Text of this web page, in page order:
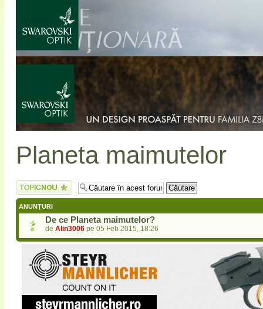
Planeta maimutelor
Scrie un subiect
nou
ANUNŢURI
De ce Planeta maimutelor?
de Alin3006 pe 05 Feb 2015, 18:26